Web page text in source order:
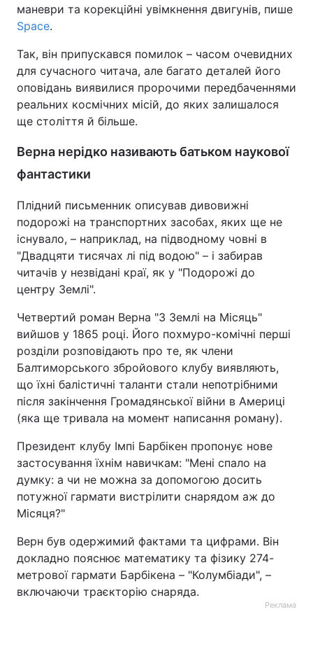
маневри та корекційні увімкнення двигунів, пише
Space.
Так, він припускався помилок – часом очевидних
для сучасного читача, але багато деталей його
оповідань виявилися пророчими передбаченнями
реальних космічних місій, до яких залишалося
ще століття й більше.
Верна нерідко називають батьком наукової
фантастики
Плідний письменник описував дивовижні
подорожі на транспортних засобах, яких ще не
існувало, – наприклад, на підводному човні в
"Двадцяти тисячах лі під водою" – і забирав
читачів у незвідані краї, як у "Подорожі до
центру Землі".
Четвертий роман Верна "З Землі на Місяць"
вийшов у 1865 році. Його похмуро-комічні перші
розділи розповідають про те, як члени
Балтиморського збройового клубу виявляють,
що їхні балістичні таланти стали непотрібними
після закінчення Громадянської війни в Америці
(яка ще тривала на момент написання роману).
Президент клубу Імпі Барбікен пропонує нове
застосування їхнім навичкам: "Мені спало на
думку: а чи не можна за допомогою досить
потужної гармати вистрілити снарядом аж до
Місяця?"
Верн був одержимий фактами та цифрами. Він
докладно пояснює математику та фізику 274-
метрової гармати Барбікена – "Колумбіади", –
включаючи траєкторію снаряда.
Реклама